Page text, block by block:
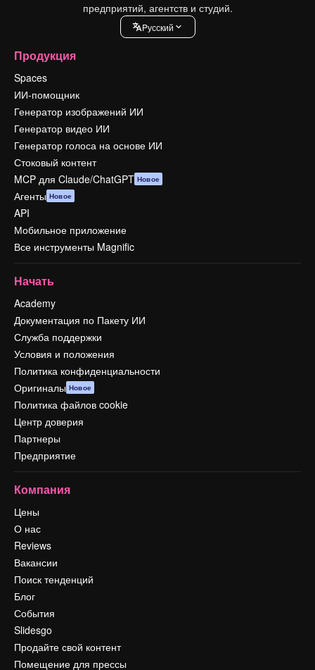
предприятий, агентств и студий.
Pусский
Продукция
Spaces
ИИ-помощник
Генератор изображений ИИ
Генератор видео ИИ
Генератор голоса на основе ИИ
Стоковый контент
MCP для Claude/ChatGPT Новое
Агенты Новое
API
Мобильное приложение
Все инструменты Magnific
Начать
Academy
Документация по Пакету ИИ
Служба поддержки
Условия и положения
Политика конфиденциальности
Оригиналы Новое
Политика файлов cookie
Центр доверия
Партнеры
Предприятие
Компания
Цены
О нас
Reviews
Вакансии
Поиск тенденций
Блог
События
Slidesgo
Продайте свой контент
Помещение для прессы